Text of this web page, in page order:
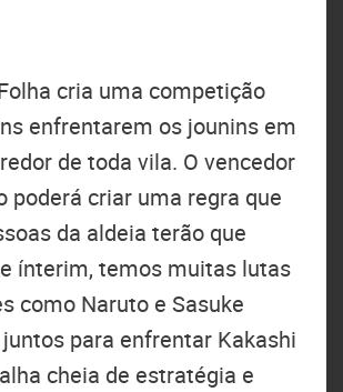
cria uma competição
enfrentarem os jounins em
de toda vila. O vencedor
poderá criar uma regra que
da aldeia terão que
ínterim, temos muitas lutas
como Naruto e Sasuke
para enfrentar Kakashi
cheia de estratégia e